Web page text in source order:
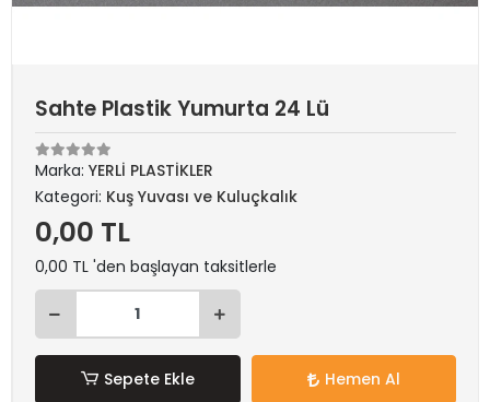
Sahte Plastik Yumurta 24 Lü
Marka: YERLİ PLASTİKLER
Kategori: Kuş Yuvası ve Kuluçkalık
0,00 TL
0,00 TL 'den başlayan taksitlerle
Sepete Ekle Hemen Al